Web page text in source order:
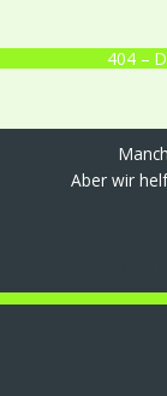
404 –
Aber wir